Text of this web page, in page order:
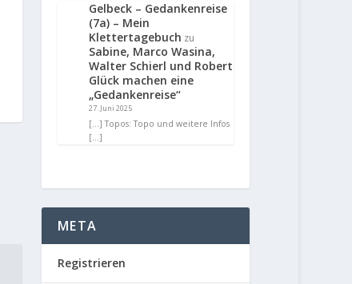
Gelbeck – Gedankenreise
(7a) – Mein
Klettertagebuch zu
Sabine, Marco Wasina,
Walter Schierl und Robert
Glück machen eine
„Gedankenreise“
27. Juni 2025
[…] Topos: Topo und weitere Infos
[…]
META
Registrieren